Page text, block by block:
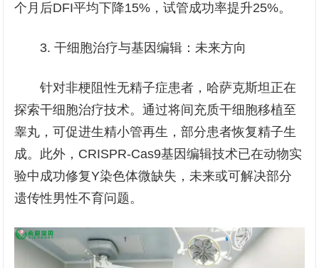
个月后DFI平均下降15%，试管成功率提升25%。
3. 干细胞治疗与基因编辑：未来方向
针对非梗阻性无精子症患者，哈萨克斯坦正在
探索干细胞治疗技术。通过将间充质干细胞移植至
睾丸，可促进生精小管再生，部分患者恢复精子生
成。此外，CRISPR-Cas9基因编辑技术已在动物实
验中成功修复Y染色体微缺失，未来或可解决部分
遗传性男性不育问题。